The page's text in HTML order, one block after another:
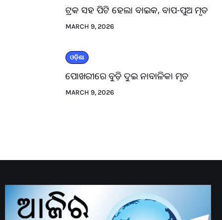
ଟ୍ରକ ସହ ପିଟି ହେଲା ବାଇକ, ବାପ-ପୁଅ ମୃତ
MARCH 9, 2026
ଓଡ଼ିଶା
ପୋଖରୀରେ ବୁଡ଼ି ଦୁଇ ନାବାଳିକା ମୃତ
MARCH 9, 2026